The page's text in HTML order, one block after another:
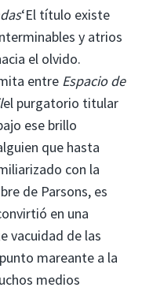
‘El título existe
y atrios
el olvido.
entre Espacio de
el purgatorio titular
ese brillo
que hasta
con la
de Parsons, es
en una
vacuidad de las
mareante a la
medios